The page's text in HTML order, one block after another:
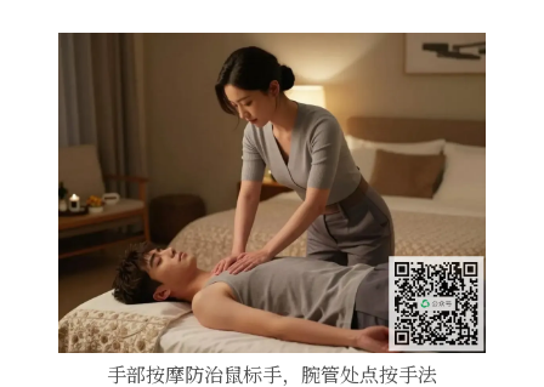
手部按摩防治鼠标手，腕管处点按手法